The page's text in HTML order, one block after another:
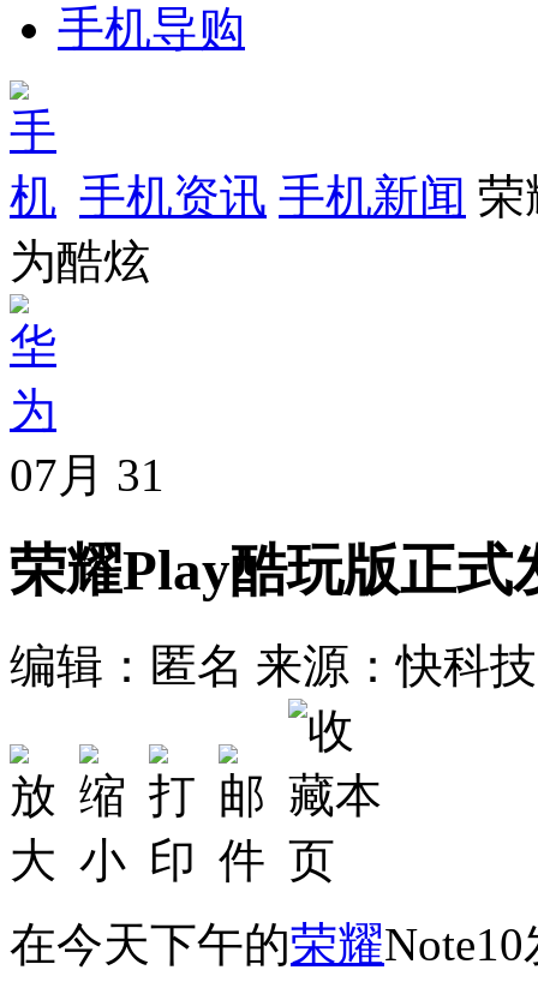
手机导购
手机资讯 手机新闻 荣
为酷炫
07月 31
荣耀Play酷玩版正式
编辑：匿名 来源：快科技
在今天下午的荣耀